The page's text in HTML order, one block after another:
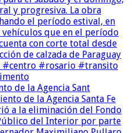
de la Agencia Sant